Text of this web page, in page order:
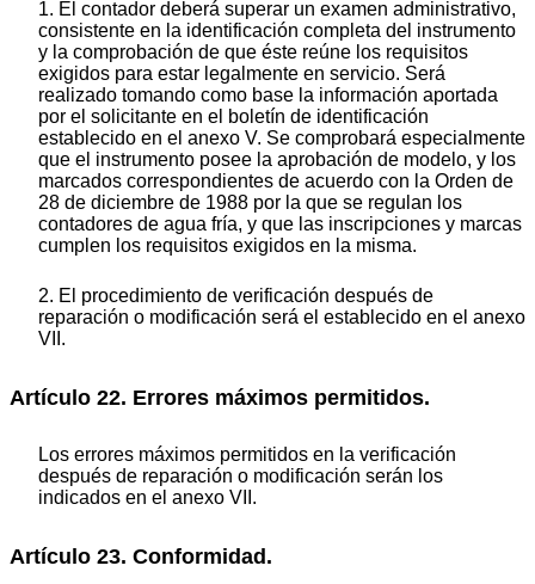
1. El contador deberá superar un examen administrativo,
consistente en la identificación completa del instrumento
y la comprobación de que éste reúne los requisitos
exigidos para estar legalmente en servicio. Será
realizado tomando como base la información aportada
por el solicitante en el boletín de identificación
establecido en el anexo V. Se comprobará especialmente
que el instrumento posee la aprobación de modelo, y los
marcados correspondientes de acuerdo con la Orden de
28 de diciembre de 1988 por la que se regulan los
contadores de agua fría, y que las inscripciones y marcas
cumplen los requisitos exigidos en la misma.
2. El procedimiento de verificación después de
reparación o modificación será el establecido en el anexo
VII.
Artículo 22. Errores máximos permitidos.
Los errores máximos permitidos en la verificación
después de reparación o modificación serán los
indicados en el anexo VII.
Artículo 23. Conformidad.